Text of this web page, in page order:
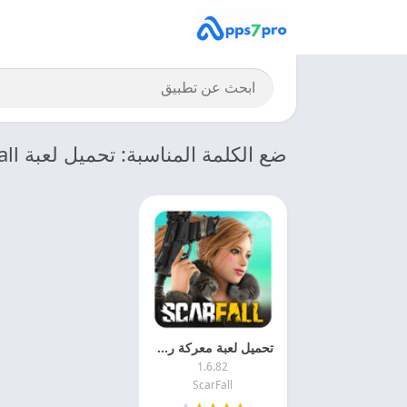
ضع الكلمة المناسبة: تحميل لعبة ScarFall اخر اصدار
تحميل لعبة معركة رويال 2025 ScarFall APK مجانا
1.6.82
ScarFall